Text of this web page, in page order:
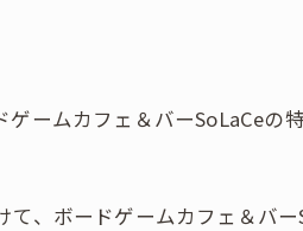
ームカフェ＆バーSoLaCeの
、ボードゲームカフェ＆バ